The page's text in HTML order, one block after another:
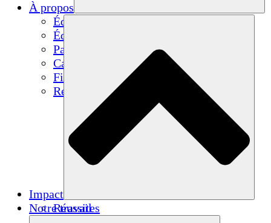
À propos
Équipe
Équipe
Partenaires
Carrières
Finances
Resources
Impact
Réussites
Notre travail